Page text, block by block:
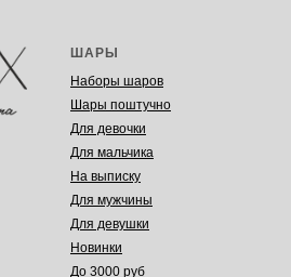
ШАРЫ
Наборы шаров
Шары поштучно
Для девочки
Для мальчика
На выписку
Для мужчины
Для девушки
Новинки
До 3000 руб